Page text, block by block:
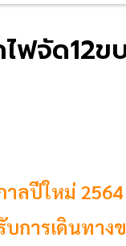
ฟจัด12
าลปีใหม่
การเดินทาง